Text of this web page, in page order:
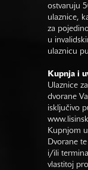
ostvaruju
ulaznice,
za
u
ulaznicu
Kupnja i
Ulaznice
dvorane
isključivo
Kupnjom
Dvorane
i/ili
vlastitoj